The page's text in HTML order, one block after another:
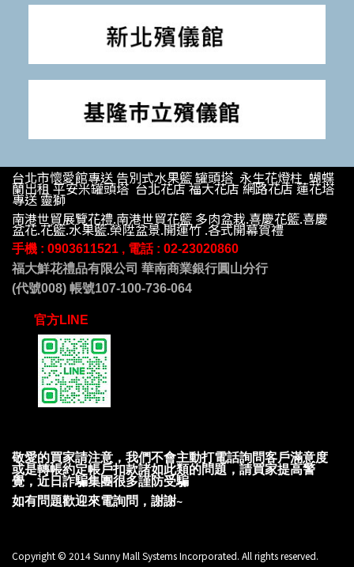
台北市懷愛館專送 告別式水果籃 罐頭塔 永生花燈柱 蝴蝶
蘭出租 平安米罐頭塔 台北花店 福大花店 網路花店 蓮花塔
專送 靈獅
南港世貿展覽花禮.南港世貿花籃 多肉盆栽.喜慶花籃.喜慶
盆花.花籃.水果籃.榮陞盆景.開運竹 .各式開幕賀禮
手機 : 0903611521 , 電話 : 02-23020860
福大鮮花禮品有限公司 華南商業銀行圓山分行
(代號008) 帳號107-100-736-064
官方LINE
敬愛的買家請注意，我們不會主動打電話詢問客戶滿意度
或是轉帳約定帳戶扣款諸如此類的問題，請買家提高警
覺，近日詐騙集團很多謹防受騙
如有問題歡迎來電詢問，謝謝~
Copyright © 2014 Sunny Mall Systems Incorporated. All rights reserved.